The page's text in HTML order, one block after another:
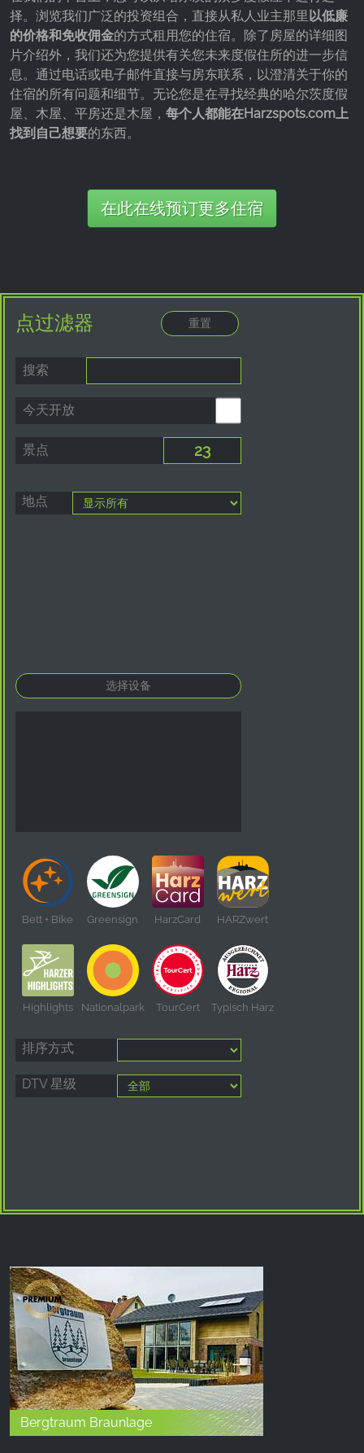
择。浏览我们广泛的投资组合，直接从私人业主那里 以低廉
的价格和免收佣金的方式租用您的住宿。除了房屋的详细图
片介绍外，我们还为您提供有关您未来度假住所的进一步信
息。通过电话或电子邮件直接与房东联系，以澄清关于你的
住宿的所有问题和细节。无论您是在寻找经典的哈尔茨度假
屋、木屋、平房还是木屋， 每个人都能在Harzspots.com上
找到自己想要的东西。
在此在线预订更多住宿
点过滤器
搜索
今天开放
景点
地点
Bett + Bike Greensign HarzCard HARZwert
Highlights Nationalpark TourCert Typisch Harz
排序方式
DTV 星级
Bergtraum Braunlage